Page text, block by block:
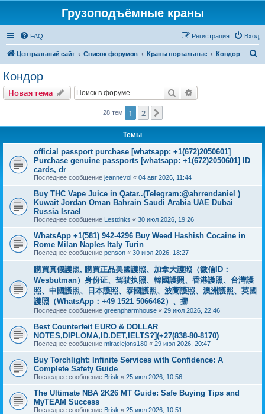
Грузоподъёмные краны
FAQ Вход
Регистрация
Центральный сайт Список форумов Краны портальные Кондор
Кондор
Новая тема Поиск
28 тем 1 2
Темы
official passport purchase [whatsapp: +1(672)2050601]
Purchase genuine passports [whatsapp: +1(672)2050601] ID
cards, dr
Последнее сообщение jeannevol « 04 авг 2026, 11:44
Buy THC Vape Juice in Qatar..(Telegram:@ahrrendaniel )
Kuwait Jordan Oman Bahrain Saudi Arabia UAE Dubai
Russia Israel
Последнее сообщение Lestdnks « 30 июл 2026, 19:26
WhatsApp +1(581) 942-4296 Buy Weed Hashish Cocaine in
Rome Milan Naples Italy Turin
Последнее сообщение penson « 30 июл 2026, 18:27
購買真假護照, 購買正品美國護照、加拿大護照（微信ID：
Wesbutman）身份证、驾驶执照、韓國護照、香港護照、台灣護
照、中國護照、日本護照、泰國護照、波蘭護照、澳洲護照、英國
護照（WhatsApp：+49 1521 5066462）、挪
Последнее сообщение greenpharmhouse « 29 июл 2026, 22:46
Best Counterfeit EURO & DOLLAR
NOTES,DIPLOMA,ID.DET,IELTS?](+27(838-80-8170)
Последнее сообщение miraclejons180 « 29 июл 2026, 20:47
Buy Torchlight: Infinite Services with Confidence: A
Complete Safety Guide
Последнее сообщение Brisk « 25 июл 2026, 10:56
The Ultimate NBA 2K26 MT Guide: Safe Buying Tips and
MyTEAM Success
Последнее сообщение Brisk « 25 июл 2026, 10:51